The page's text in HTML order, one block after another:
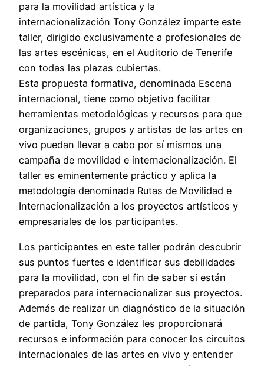
para la movilidad artística y la
internacionalización Tony González imparte este
taller, dirigido exclusivamente a profesionales de
las artes escénicas, en el Auditorio de Tenerife
con todas las plazas cubiertas.
Esta propuesta formativa, denominada Escena
internacional, tiene como objetivo facilitar
herramientas metodológicas y recursos para que
organizaciones, grupos y artistas de las artes en
vivo puedan llevar a cabo por sí mismos una
campaña de movilidad e internacionalización. El
taller es eminentemente práctico y aplica la
metodología denominada Rutas de Movilidad e
Internacionalización a los proyectos artísticos y
empresariales de los participantes.
Los participantes en este taller podrán descubrir
sus puntos fuertes e identificar sus debilidades
para la movilidad, con el fin de saber si están
preparados para internacionalizar sus proyectos.
Además de realizar un diagnóstico de la situación
de partida, Tony González les proporcionará
recursos e información para conocer los circuitos
internacionales de las artes en vivo y entender